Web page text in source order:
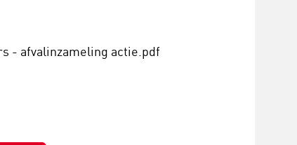
- afvalinzameling actie.pdf